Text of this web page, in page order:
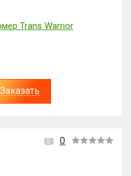
Trans Warrior
Заказать
0